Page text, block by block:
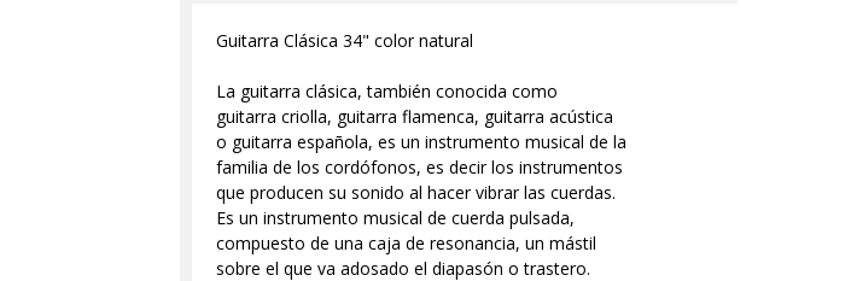
Guitarra Clásica 34" color natural
La guitarra clásica, también conocida como
guitarra criolla, guitarra flamenca, guitarra acústica
o guitarra española, es un instrumento musical de la
familia de los cordófonos, es decir los instrumentos
que producen su sonido al hacer vibrar las cuerdas.
Es un instrumento musical de cuerda pulsada,
compuesto de una caja de resonancia, un mástil
sobre el que va adosado el diapasón o trastero.